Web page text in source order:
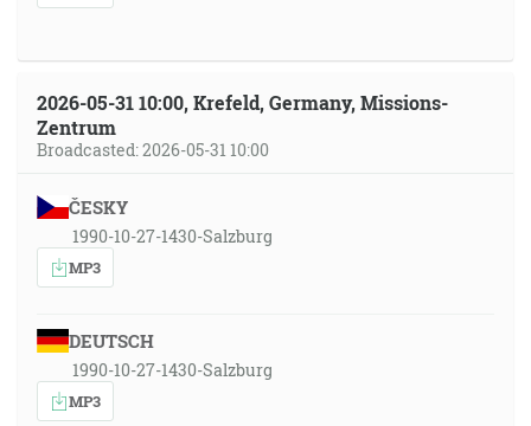
2026-05-31 10:00, Krefeld, Germany, Missions-
Zentrum
Broadcasted: 2026-05-31 10:00
ČESKY
1990-10-27-1430-Salzburg
MP3
DEUTSCH
1990-10-27-1430-Salzburg
MP3